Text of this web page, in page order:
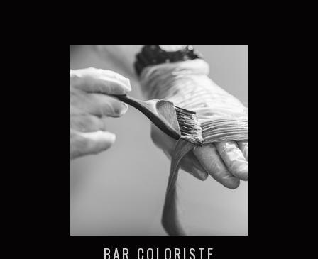
BAR COLORISTE